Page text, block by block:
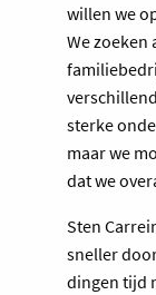
willen we
We zoeken
sterke
maar we
dat we
Sten
sneller
dingen tijd